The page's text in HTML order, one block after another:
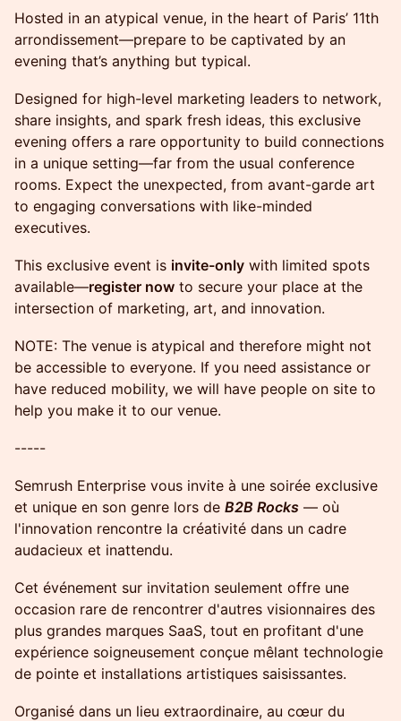
Hosted in an atypical venue, in the heart of Paris’ 11th
arrondissement—prepare to be captivated by an
evening that’s anything but typical.
Designed for high-level marketing leaders to network,
share insights, and spark fresh ideas, this exclusive
evening offers a rare opportunity to build connections
in a unique setting—far from the usual conference
rooms. Expect the unexpected, from avant-garde art
to engaging conversations with like-minded
executives.
This exclusive event is invite-only with limited spots
available—register now to secure your place at the
intersection of marketing, art, and innovation.
NOTE: The venue is atypical and therefore might not
be accessible to everyone. If you need assistance or
have reduced mobility, we will have people on site to
help you make it to our venue.
-----
Semrush Enterprise vous invite à une soirée exclusive
et unique en son genre lors de B2B Rocks — où
l'innovation rencontre la créativité dans un cadre
audacieux et inattendu.
Cet événement sur invitation seulement offre une
occasion rare de rencontrer d'autres visionnaires des
plus grandes marques SaaS, tout en profitant d'une
expérience soigneusement conçue mêlant technologie
de pointe et installations artistiques saisissantes.
Organisé dans un lieu extraordinaire, au cœur du